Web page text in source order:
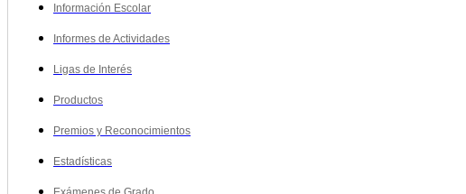
Información Escolar
Informes de Actividades
Ligas de Interés
Productos
Premios y Reconocimientos
Estadísticas